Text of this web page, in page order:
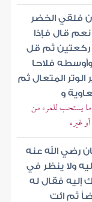
فلقي الخضر
قال فإذا
ركعتين ثم قل
فلاحا
المتعال ثم
و
ما يستحب للمرء من
غيره
رضي الله عنه
ولا ينظر في
فقال له
ثم ائت